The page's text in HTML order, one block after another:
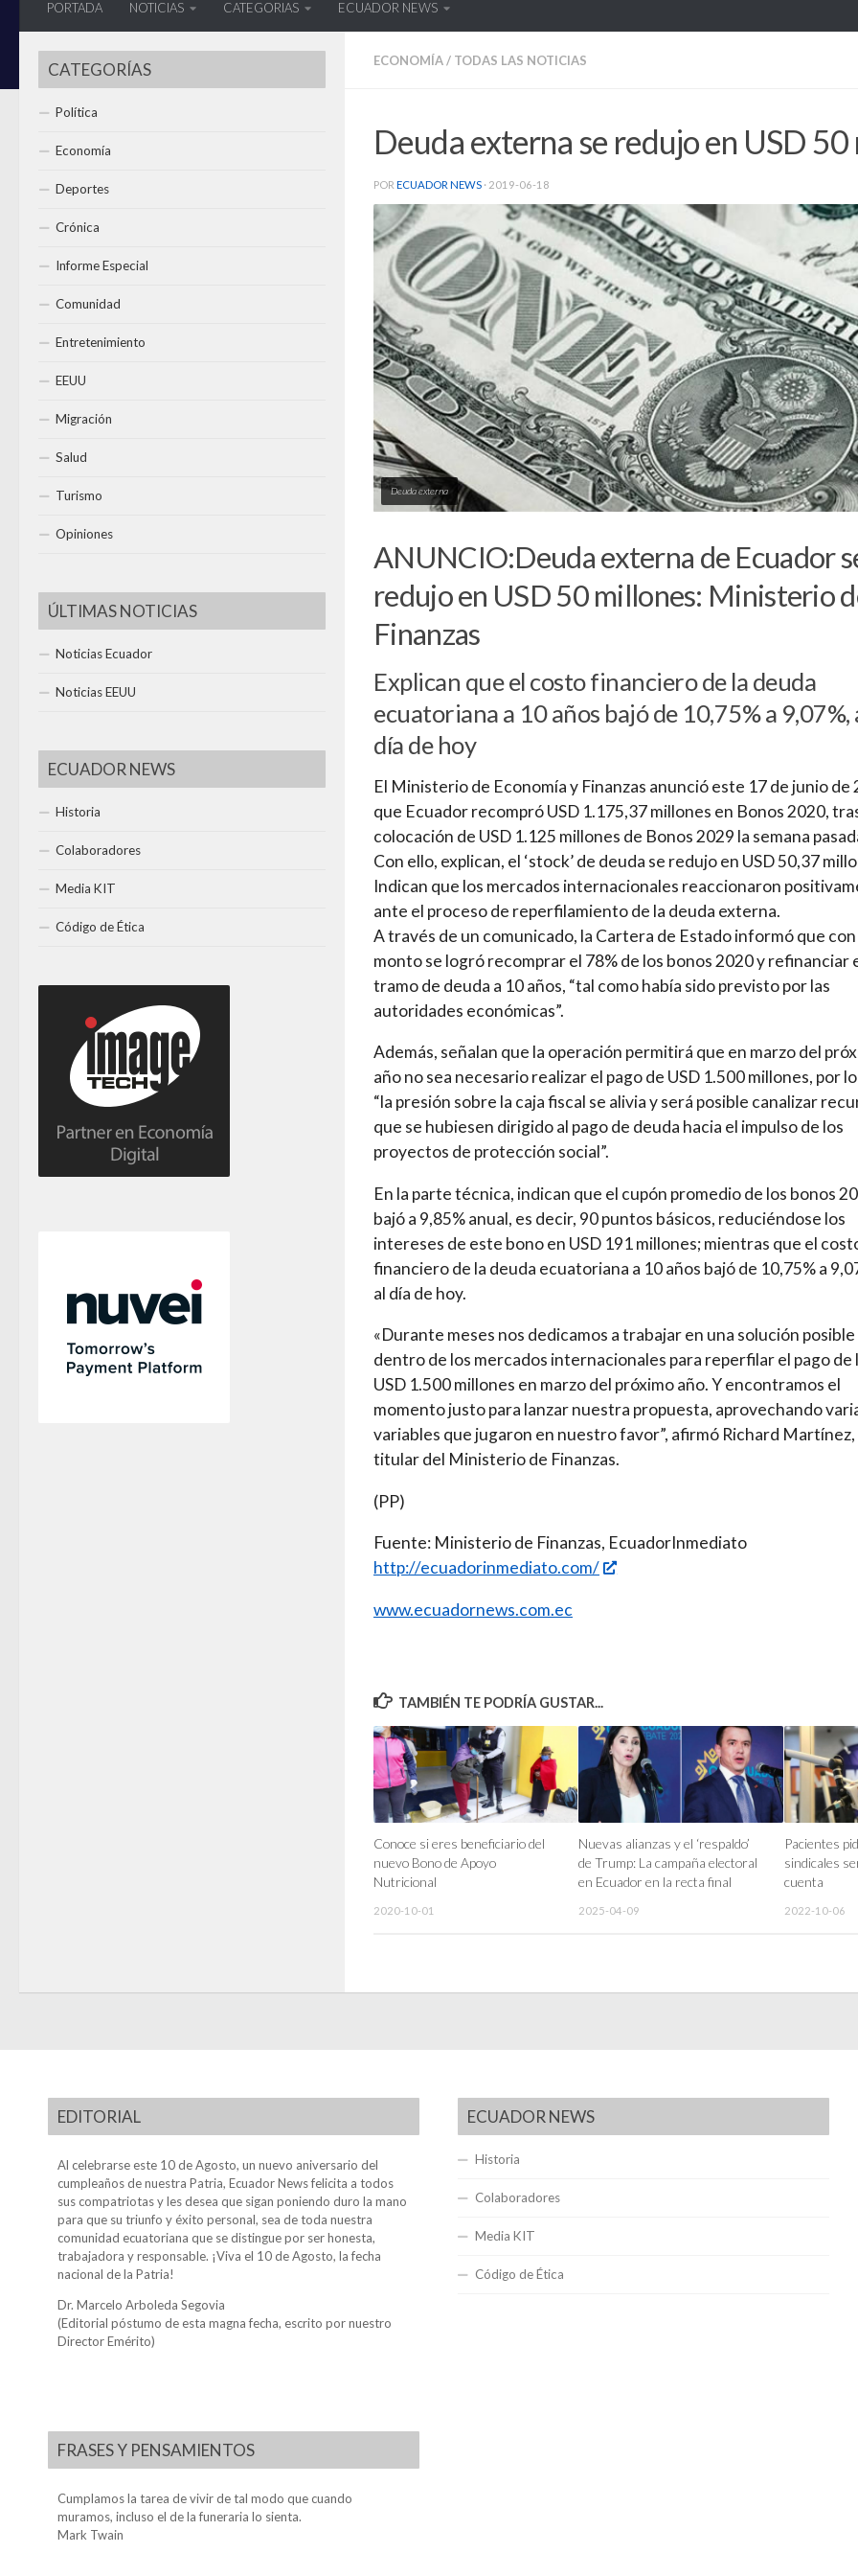
PORTADA NOTICIAS CATEGORIAS ECUADOR NEWS
ECONOMÍA/ TODAS LAS NOTICIAS
Deuda externa se redujo en USD 50
POR ECUADOR NEWS · 2019-06-18
Deuda externa
ANUNCIO:Deuda externa de Ecuador
redujo en USD 50 millones: Ministerio
Finanzas
Explican que el costo financiero de la deuda
ecuatoriana a 10 años bajó de 10,75% a 9,07%,
día de hoy
El Ministerio de Economía y Finanzas anunció este 17 de junio de
que Ecuador recompró USD 1.175,37 millones en Bonos 2020,
colocación de USD 1.125 millones de Bonos 2029 la semana
Con ello, explican, el ‘stock’ de deuda se redujo en USD 50,37
Indican que los mercados internacionales reaccionaron
ante el proceso de reperfilamiento de la deuda externa.
A través de un comunicado, la Cartera de Estado informó que
monto se logró recomprar el 78% de los bonos 2020 y refinanciar
tramo de deuda a 10 años, “tal como había sido previsto por las
autoridades económicas”.
Además, señalan que la operación permitirá que en marzo del
año no sea necesario realizar el pago de USD 1.500 millones, por
“la presión sobre la caja fiscal se alivia y será posible canalizar
que se hubiesen dirigido al pago de deuda hacia el impulso de los
proyectos de protección social”.
En la parte técnica, indican que el cupón promedio de los bonos
bajó a 9,85% anual, es decir, 90 puntos básicos, reduciéndose los
intereses de este bono en USD 191 millones; mientras que el
financiero de la deuda ecuatoriana a 10 años bajó de 10,75% a
al día de hoy.
«Durante meses nos dedicamos a trabajar en una solución posible
dentro de los mercados internacionales para reperfilar el pago de
USD 1.500 millones en marzo del próximo año. Y encontramos el
momento justo para lanzar nuestra propuesta, aprovechando
variables que jugaron en nuestro favor”, afirmó Richard Martínez,
titular del Ministerio de Finanzas.
(PP)
Fuente: Ministerio de Finanzas, EcuadorInmediato
http://ecuadorinmediato.com/
www.ecuadornews.com.ec
TAMBIÉN TE PODRÍA GUSTAR...
Conoce si eres beneficiario del
nuevo Bono de Apoyo
Nutricional
2020-10-01
Nuevas alianzas y el ‘respaldo’
de Trump: La campaña electoral
en Ecuador en la recta final
2025-04-09
Pacientes
sindicales
cuenta
2022-10-06
CATEGORÍAS
Política
Economía
Deportes
Crónica
Informe Especial
Comunidad
Entretenimiento
EEUU
Migración
Salud
Turismo
Opiniones
ÚLTIMAS NOTICIAS
Noticias Ecuador
Noticias EEUU
ECUADOR NEWS
Historia
Colaboradores
Media KIT
Código de Ética
EDITORIAL
Al celebrarse este 10 de Agosto, un nuevo aniversario del
cumpleaños de nuestra Patria, Ecuador News felicita a todos
sus compatriotas y les desea que sigan poniendo duro la mano
para que su triunfo y éxito personal, sea de toda nuestra
comunidad ecuatoriana que se distingue por ser honesta,
trabajadora y responsable. ¡Viva el 10 de Agosto, la fecha
nacional de la Patria!
Dr. Marcelo Arboleda Segovia
(Editorial póstumo de esta magna fecha, escrito por nuestro
Director Emérito)
FRASES Y PENSAMIENTOS
Cumplamos la tarea de vivir de tal modo que cuando
muramos, incluso el de la funeraria lo sienta.
Mark Twain
ECUADOR NEWS
Historia
Colaboradores
Media KIT
Código de Ética